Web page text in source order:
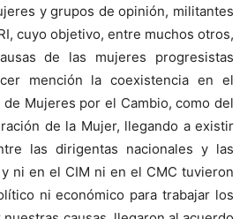
y grupos de opinión, militantes
cuyo objetivo, entre muchos otros,
de las mujeres progresistas
mención la coexistencia en el
Mujeres por el Cambio, como del
de la Mujer, llegando a existir
las dirigentas nacionales y las
ni en el CIM ni en el CMC tuvieron
ni económico para trabajar los